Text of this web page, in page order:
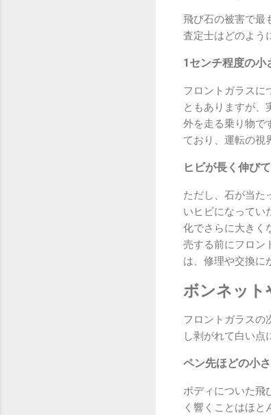
飛び石の被害で最
査定士はどのよう
1センチ程度の小
フロントガラスに
ともありますが、
外を走る乗り物で
ており、運転の視
ヒビが長く伸び
ただし、石が当た
いヒビになってい
化でさらに大きく
売する前にフロン
は、修理や交換に
ボンネット
フロントガラスの
し剥がれて白い点
ペン先ほどの小
ボディについた飛
く響くことはほ